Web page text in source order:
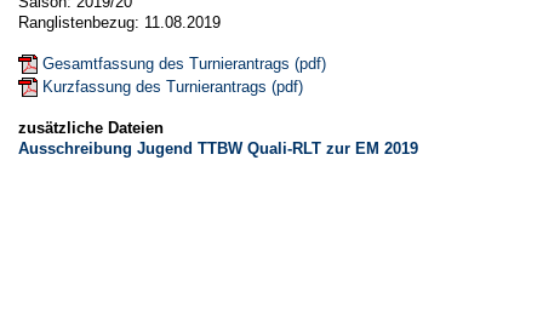
Ranglistenbezug: 11.08.2019
Gesamtfassung des Turnierantrags (pdf)
Kurzfassung des Turnierantrags (pdf)
zusätzliche Dateien
Ausschreibung Jugend TTBW Quali-RLT zur EM 2019